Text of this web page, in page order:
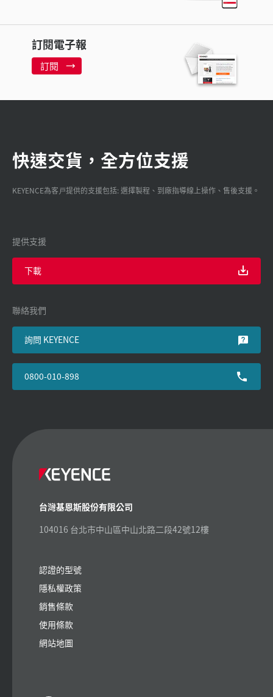
訂閱電子報
訂閱
快速交貨，全方位支援
KEYENCE為客戸提供的支援包括: 選擇製程、到廠指導線上操作、售後支援。
提供支援
下載
聯絡我們
詢問 KEYENCE
0800-010-898
台灣基恩斯股份有限公司
104016 台北市中山區中山北路二段42號12樓
認證的型號
隱私權政策
銷售條款
使用條款
網站地圖